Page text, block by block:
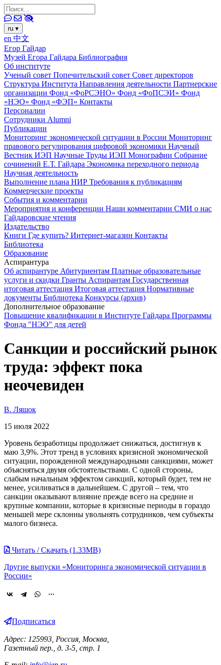
ru ▾
en 中文
Егор Гайдар
Музей Егора Гайдара Библиография
Об институте
Ученый совет Попечительский совет Совет директоров
Структура Института Направления деятельности Партнерские
организации Фонд «ФоРСЭНО» Фонд «ФоПСЭИ» Фонд
«НЭО» Фонд «ФЭП» Контакты
Персоналии
Сотрудники Alumni
Публикации
Мониторинг экономической ситуации в России Мониторинг
правового регулирования цифровой экономики Научный
Вестник ИЭП Научные Труды ИЭП Монографии Собрание
сочинений Е.Т. Гайдара Экономика переходного периода
Научная деятельность
Выполнение плана НИР Требования к публикациям
Коммерческие проекты
События и комментарии
Мероприятия и конференции Наши комментарии СМИ о нас
Гайдаровские чтения
Издательство
Книги Где купить? Интернет-магазин Контакты
Библиотека
Образование
Аспирантура
Об аспирантуре Абитуриентам Платные образовательные
услуги и скидки Гранты Аспирантам Государственная
итоговая аттестация Итоговая аттестация Нормативные
документы Библиотека Конкурсы (архив)
Дополнительное образование
Повышение квалификации в Институте Гайдара Программы
Фонда "НЭО" для детей
Санкции и российский рынок
труда: эффект пока
неочевиден
В. Ляшок
15 июля 2022
Уровень безработицы продолжает снижаться, достигнув к
маю 3,9%. Этот тренд в условиях кризисной экономической
ситуации, порожденной международными санкциями, может
объясняться двумя обстоятельствами. С одной стороны,
слабым начальным эффектом санкций, который будет, тем не
менее, усиливаться в дальнейшем. С другой – тем, что
санкции оказывают влияние прежде всего на средние и
крупные компании, которые в кризисные периоды в гораздо
меньшей мере склонны увольнять сотрудников, чем субъекты
малого бизнеса.
Читать / Скачать (1.33MB)
Другие выпуски «Мониторинга экономической ситуации в
России»
Подписаться
Адрес: 125993, Россия, Москва,
Газетный пер., д. 3-5, стр. 1